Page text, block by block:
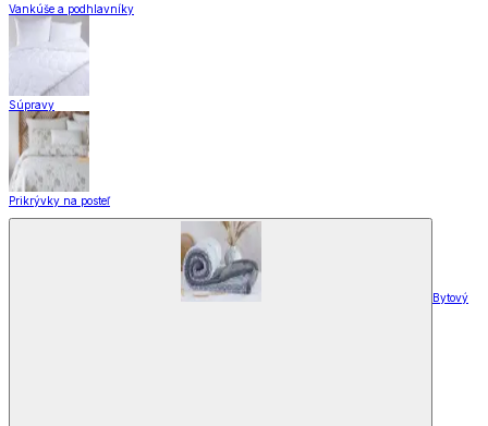
Vankúše a podhlavníky
Súpravy
Prikrývky na posteľ
Bytový